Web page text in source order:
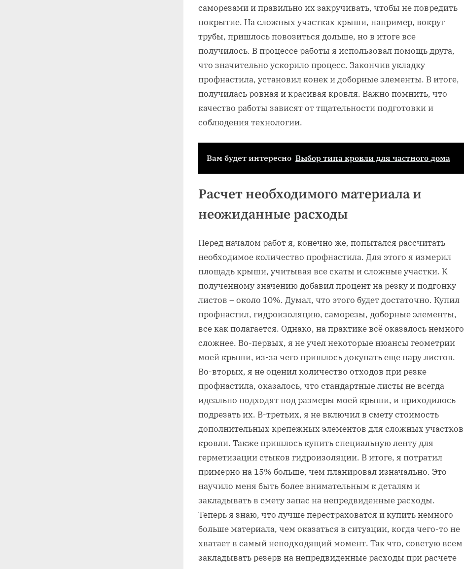
саморезами и правильно их закручивать, чтобы не повредить
покрытие. На сложных участках крыши, например, вокруг
трубы, пришлось повозиться дольше, но в итоге все
получилось. В процессе работы я использовал помощь друга,
что значительно ускорило процесс. Закончив укладку
профнастила, установил конек и доборные элементы. В итоге,
получилась ровная и красивая кровля. Важно помнить, что
качество работы зависят от тщательности подготовки и
соблюдения технологии.
Вам будет интересно Выбор типа кровли для частного дома
Расчет необходимого материала и
неожиданные расходы
Перед началом работ я, конечно же, попытался рассчитать
необходимое количество профнастила. Для этого я измерил
площадь крыши, учитывая все скаты и сложные участки. К
полученному значению добавил процент на резку и подгонку
листов – около 10%. Думал, что этого будет достаточно. Купил
профнастил, гидроизоляцию, саморезы, доборные элементы,
все как полагается. Однако, на практике всё оказалось немного
сложнее. Во-первых, я не учел некоторые нюансы геометрии
моей крыши, из-за чего пришлось докупать еще пару листов.
Во-вторых, я не оценил количество отходов при резке
профнастила, оказалось, что стандартные листы не всегда
идеально подходят под размеры моей крыши, и приходилось
подрезать их. В-третьих, я не включил в смету стоимость
дополнительных крепежных элементов для сложных участков
кровли. Также пришлось купить специальную ленту для
герметизации стыков гидроизоляции. В итоге, я потратил
примерно на 15% больше, чем планировал изначально. Это
научило меня быть более внимательным к деталям и
закладывать в смету запас на непредвиденные расходы.
Теперь я знаю, что лучше перестраховатся и купить немного
больше материала, чем оказаться в ситуации, когда чего-то не
хватает в самый неподходящий момент. Так что, советую всем
закладывать резерв на непредвиденные расходы при расчете